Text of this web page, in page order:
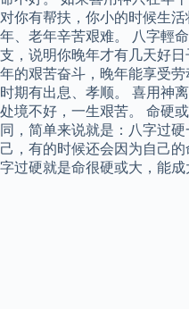
对你有帮扶，你小的时候生
年、老年辛苦艰难。 八字輕
支，说明你晚年才有几天好
年的艰苦奋斗，晚年能享受
时期有出息、孝顺。 喜用神
处境不好，一生艰苦。 命硬
同，简单来说就是：八字过
己，有的时候还会因为自己
字过硬就是命很硬或大，能成